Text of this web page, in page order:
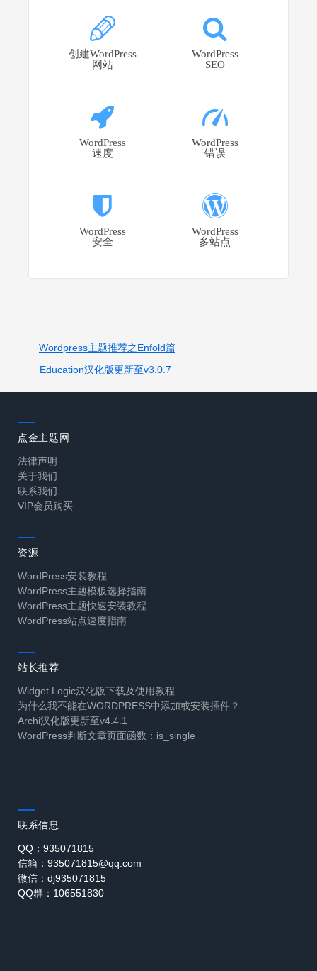
创建WordPress
网站
WordPress
SEO
WordPress
速度
WordPress
错误
WordPress
安全
WordPress
多站点
Wordpress主题推荐之Enfold篇
Education汉化版更新至v3.0.7
点金主题网
法律声明
关于我们
联系我们
VIP会员购买
资源
WordPress安装教程
WordPress主题模板选择指南
WordPress主题快速安装教程
WordPress站点速度指南
站长推荐
Widget Logic汉化版下载及使用教程
为什么我不能在WORDPRESS中添加或安装插件？
Archi汉化版更新至v4.4.1
WordPress判断文章页面函数：is_single
联系信息
QQ：935071815
信箱：935071815@qq.com
微信：dj935071815
QQ群：106551830